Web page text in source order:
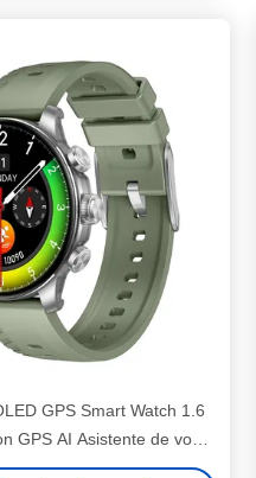
GPS Smart Watch 1.6
GPS AI Asistente de voz
llamadas